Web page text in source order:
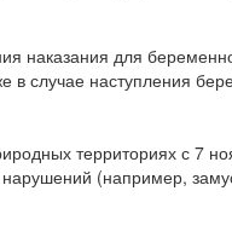
наказания для
случае наступления
территориях с 7
(например,